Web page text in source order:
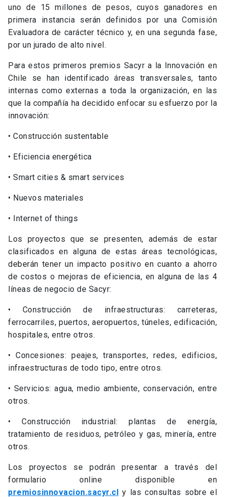
uno de 15 millones de pesos, cuyos ganadores en
primera instancia serán definidos por una Comisión
Evaluadora de carácter técnico y, en una segunda fase,
por un jurado de alto nivel.
Para estos primeros premios Sacyr a la Innovación en
Chile se han identificado áreas transversales, tanto
internas como externas a toda la organización, en las
que la compañía ha decidido enfocar su esfuerzo por la
innovación:
• Construcción sustentable
• Eficiencia energética
• Smart cities & smart services
• Nuevos materiales
• Internet of things
Los proyectos que se presenten, además de estar
clasificados en alguna de estas áreas tecnológicas,
deberán tener un impacto positivo en cuanto a ahorro
de costos o mejoras de eficiencia, en alguna de las 4
líneas de negocio de Sacyr:
• Construcción de infraestructuras: carreteras,
ferrocarriles, puertos, aeropuertos, túneles, edificación,
hospitales, entre otros.
• Concesiones: peajes, transportes, redes, edificios,
infraestructuras de todo tipo, entre otros.
• Servicios: agua, medio ambiente, conservación, entre
otros.
• Construcción industrial: plantas de energía,
tratamiento de residuos, petróleo y gas, minería, entre
otros.
Los proyectos se podrán presentar a través del
formulario online disponible en
premiosinnovacion.sacyr.cl y las consultas sobre el